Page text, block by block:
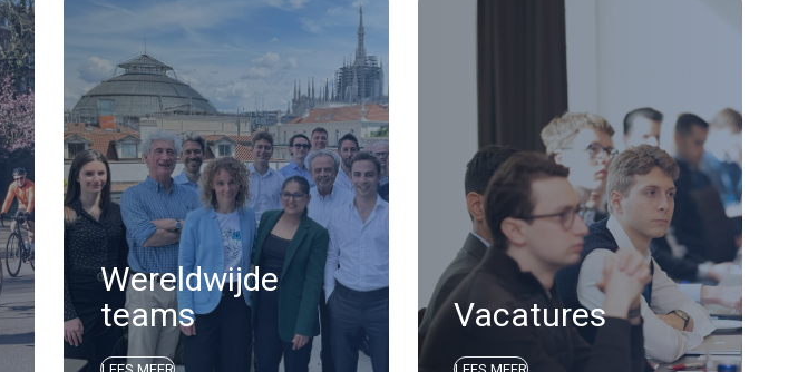
Wereldwijde
teams
Vacatures